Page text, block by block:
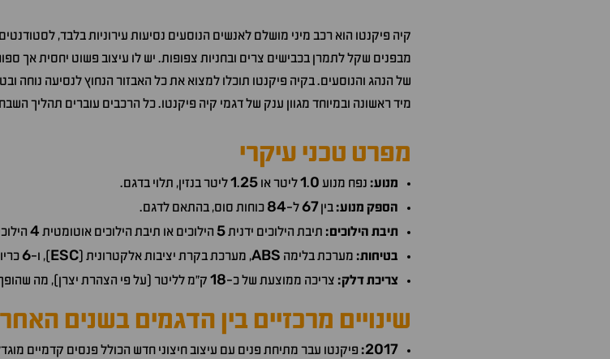
קיה פיקנטו הוא רכב מיני מושלם לאנשים הנוסעים נסיעות עירוניות בלבד,
מבפנים שקל לתמרן בכבישים צרים ובחניות צפופות. יש לו עיצוב פשוט יחסית אך
של הנהג והנוסעים. בקיה פיקנטו תוכלו למצוא את כל האבזור הנחוץ לנסיעה נוחה
מיד ראשונה ובמיוחד מגוון ענק של דגמי קיה פיקנטו. כל הרכבים עוברים תהליך
מפרט טכני עיקרי
מנוע: נפח מנוע 1.0 ליטר או 1.25
ליטר בנזין, תלוי בדגם.
הספק מנוע:בין67ל-84 כוחות סוס, בהתאם לדגם.
תיבת הילוכים: תיבת הילוכים ידנית5 הילוכים או תיבת הילוכים אוטומטית 4
בטיחות: מערכת בלימה ABS, מערכת בקרת יציבות אלקטרונית (ESC ), ו-6
צריכת דלק: צריכה ממוצעת של כ-18 ק"מ לליטר (על פי הצהרת יצרן), מה
שינויים מרכזיים בין הדגמים בשנים
2017
: פיקנטו עבר מתיחת פנים עם עיצוב חיצוני חדש הכולל פנסים קדמיים